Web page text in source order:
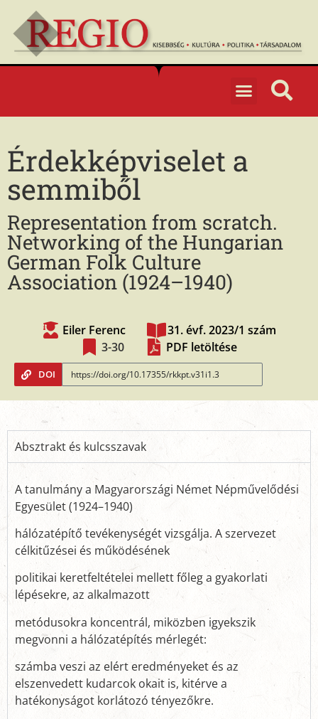
Érdekképviselet a
semmiből
Representation from scratch.
Networking of the Hungarian
German Folk Culture
Association (1924–1940)
Eiler Ferenc
31. évf. 2023/1 szám
3-30
PDF letöltése
DOI
Absztrakt és kulcsszavak
A tanulmány a Magyarországi Német Népművelődési
Egyesület (1924–1940)
hálózatépítő tevékenységét vizsgálja. A szervezet
célkitűzései és működésének
politikai keretfeltételei mellett főleg a gyakorlati
lépésekre, az alkalmazott
metódusokra koncentrál, miközben igyekszik
megvonni a hálózatépítés mérlegét:
számba veszi az elért eredményeket és az
elszenvedett kudarcok okait is, kitérve a
hatékonyságot korlátozó tényezőkre.